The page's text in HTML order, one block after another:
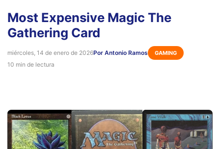
Most Expensive Magic The
Gathering Card
miércoles, 14 de enero de 2026Por Antonio Ramos GAMING
10 min de lectura